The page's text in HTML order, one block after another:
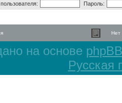
Пароль:
Нет
на основе phpBB
Русская